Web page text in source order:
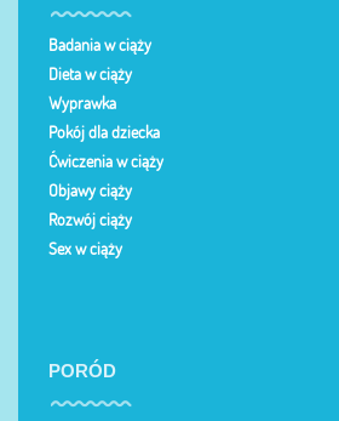
Badania w ciąży
Dieta w ciąży
Wyprawka
Pokój dla dziecka
Ćwiczenia w ciąży
Objawy ciąży
Rozwój ciąży
Sex w ciąży
PORÓD